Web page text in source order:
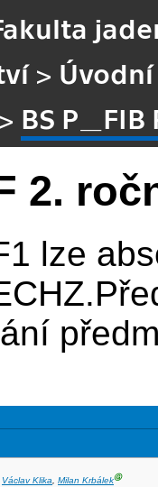
>
> BS P_FIB
2.
lze
Václav Klika, Milan KrbálekⒼ